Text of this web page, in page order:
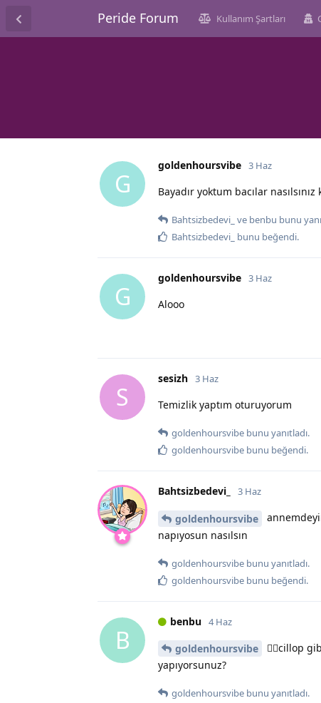
Peride Forum Kullanım Şartları
G
goldenhoursvibe 3 Haz
Bayadır yoktum bacılar
Bahtsizbedevi_ ve benbu bunu
Bahtsizbedevi_ bunu beğendi.
G
goldenhoursvibe 3 Haz
Alooo
S
sesizh 3 Haz
Temizlik yaptım oturuyorum
goldenhoursvibe bunu yanıtladı.
goldenhoursvibe bunu beğendi.
Bahtsizbedevi_ 3 Haz
goldenhoursvibe
napıyosun nasılsın
goldenhoursvibe bunu yanıtladı.
goldenhoursvibe bunu beğendi.
B
benbu 4 Haz
goldenhoursvibe
😵‍💫cillop
yapıyorsunuz?
goldenhoursvibe bunu yanıtladı.